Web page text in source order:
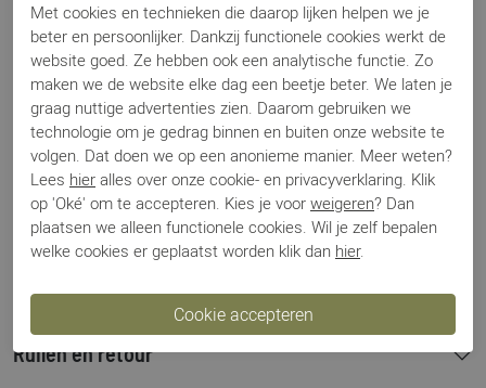
Los voetbed
Nee
Categorie
Sandalen
Beige
Materiaal
Metallic
Bestelcode
000001737
Hakhoogte
8 cm
Betalen
Verzenden
Ruilen en retour
Met cookies en technieken die daarop lijken helpen we je
beter en persoonlijker. Dankzij functionele cookies werkt de
website goed. Ze hebben ook een analytische functie. Zo
maken we de website elke dag een beetje beter. We laten je
graag nuttige advertenties zien. Daarom gebruiken we
technologie om je gedrag binnen en buiten onze website te
volgen. Dat doen we op een anonieme manier. Meer weten?
Lees hier alles over onze cookie- en privacyverklaring. Klik
op 'Oké' om te accepteren. Kies je voor weigeren? Dan
plaatsen we alleen functionele cookies. Wil je zelf bepalen
welke cookies er geplaatst worden klik dan hier.